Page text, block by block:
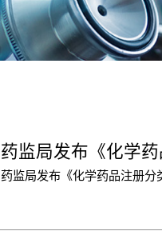
药监局发布《化学
药监局发布《化学药品注册